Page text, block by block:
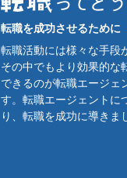
転職を成功させるために
転職活動には様々な手段
その中でもより効果的な
できるのが転職エージェ
す。転職エージェントに
り、転職を成功に導きま